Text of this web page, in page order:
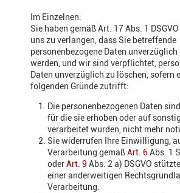
Im Einzelnen:
Sie haben gemäß Art. 17 Abs. 1
uns zu verlangen, dass Sie betreffende
personenbezogene Daten
werden, und wir sind verpflichtet,
Daten unverzüglich zu löschen, sofern
folgenden Gründe zutrifft:
Die personenbezogenen Daten
für die sie erhoben oder auf
verarbeitet wurden, nicht mehr
Sie widerrufen Ihre Einwilligung,
Verarbeitung gemäßArt. 6Abs. 1
oderArt. 9 Abs. 2 a) DSGVO
einer anderweitigen
Verarbeitung.